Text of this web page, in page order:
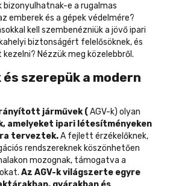
e a rugalmas
emberek és a gépek védelmére?
kell szembenézniük a jövő ipari
biztonságért felelősöknek, és
Nézzük meg közelebbről.
szerepük a modern
járművek (AGV-k) olyan
amelyeket ipari létesítményeken
terveztek.A fejlett érzékelőknek,
rendszereknek köszönhetően
mozognak, támogatva a
Az AGV-k világszerte egyre